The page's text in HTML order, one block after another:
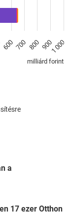
milliárd forint
600 700 800 9001 000
a
17 ezer Otthon